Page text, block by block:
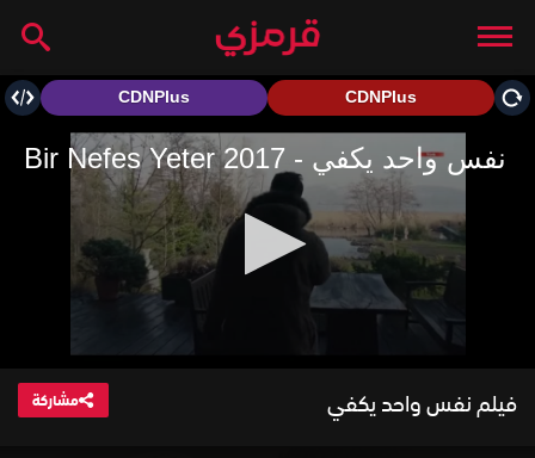
فيلم نفس واحد يكفي مشاركة